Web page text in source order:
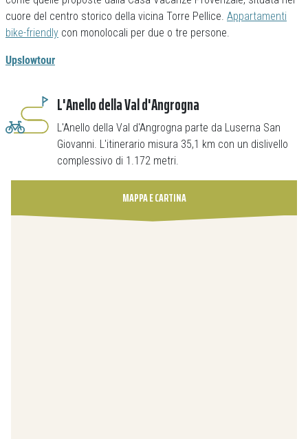
cuore del centro storico della vicina Torre Pellice. Appartamenti
bike-friendly con monolocali per due o tre persone.
Upslowtour
L'Anello della Val d'Angrogna
L'Anello della Val d'Angrogna parte da Luserna San
Giovanni. L'itinerario misura 35,1 km con un dislivello
complessivo di 1.172 metri.
MAPPA E CARTINA